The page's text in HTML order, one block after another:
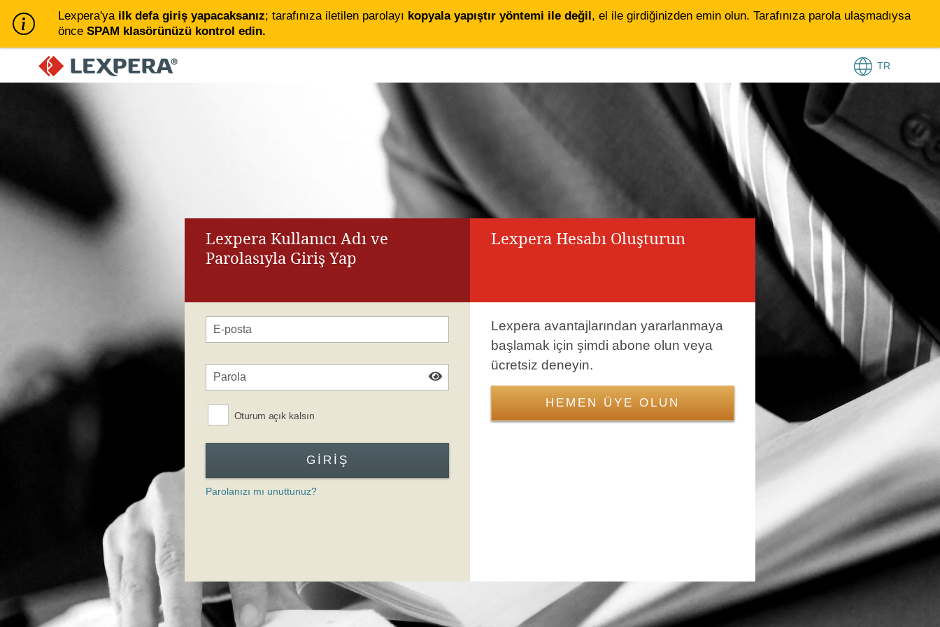
Lexpera'ya ilk defa giriş yapacaksanız; tarafınıza iletilen parolayı kopyala yapıştır yöntemi ile değil, el ile girdiğinizden emin olun. Tarafınıza parola ulaşmadıysa
önce SPAM klasörünüzü kontrol edin.
TR
Giriş Formuna Atla
Lexpera Kullanıcı Adı ve
Parolasıyla Giriş Yap
Oturum açık kalsın
GIRIŞ
Parolanızı mı unuttunuz?
Lexpera Hesabı Oluşturun
Lexpera avantajlarından yararlanmaya
başlamak için şimdi abone olun veya
ücretsiz deneyin.
HEMEN ÜYE OLUN